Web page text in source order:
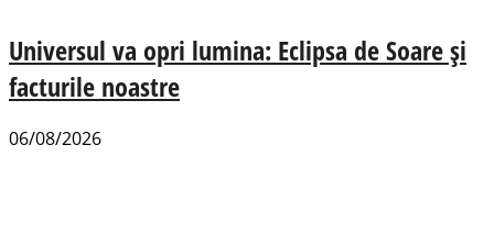
Universul va opri lumina: Eclipsa de Soare și
facturile noastre
06/08/2026